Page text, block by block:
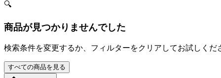
🔍
商品が見つかりませんでした
検索条件を変更するか、フィルターをクリアしてお試しくだ
すべての商品を見る